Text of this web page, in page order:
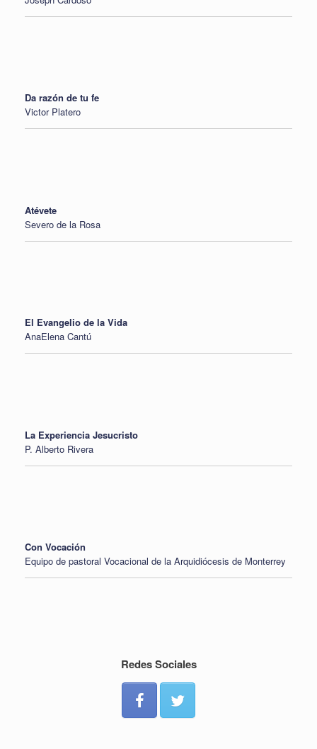
Da razón de tu fe
Victor Platero
Atévete
Severo de la Rosa
El Evangelio de la Vida
AnaElena Cantú
La Experiencia Jesucristo
P. Alberto Rivera
Con Vocación
Equipo de pastoral Vocacional de la Arquidiócesis de Monterrey
Redes Sociales